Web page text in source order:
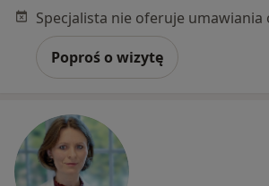
Poproś o wizytę